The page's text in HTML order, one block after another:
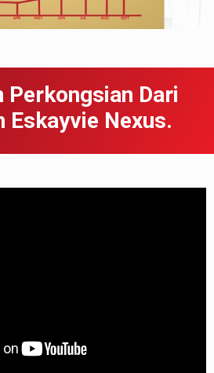
Perkongsian Dari
Eskayvie Nexus.